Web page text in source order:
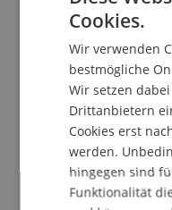
IIm September
Executive Master of
Securities Law
Executive Master of
Gesellschafts-,
Executive Master of
Taxation
Cookies.
Wir verwenden
bestmögliche
Wir setzen
Drittanbietern
Cookies erst
werden.
hingegen sind
Funktionalität